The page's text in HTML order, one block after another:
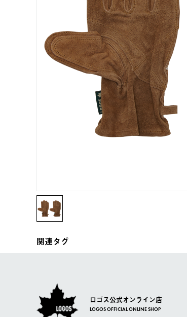
関連タグ
ロゴス公式オンライン店
LOGOS OFFICIAL ONLINE SHOP